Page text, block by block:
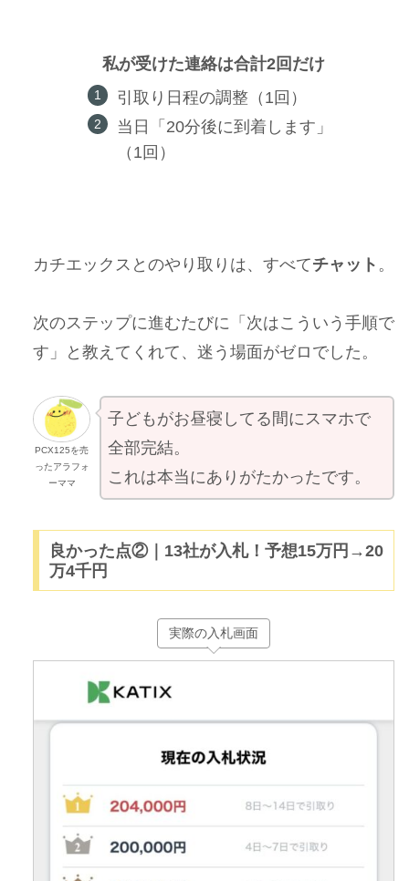
私が受けた連絡は合計2回だけ
引取り日程の調整（1回）
当日「20分後に到着します」
（1回）
カチエックスとのやり取りは、すべてチャット 。
次のステップに進むたびに「次はこういう手順で
す」と教えてくれて、迷う場面がゼロでした。
PCX125を売
ったアラフォ
ーママ
子どもがお昼寝してる間にスマホで
全部完結。
これは本当にありがたかったです。
良かった点②｜13社が入札！予想15万円→20
万4千円
実際の入札画面